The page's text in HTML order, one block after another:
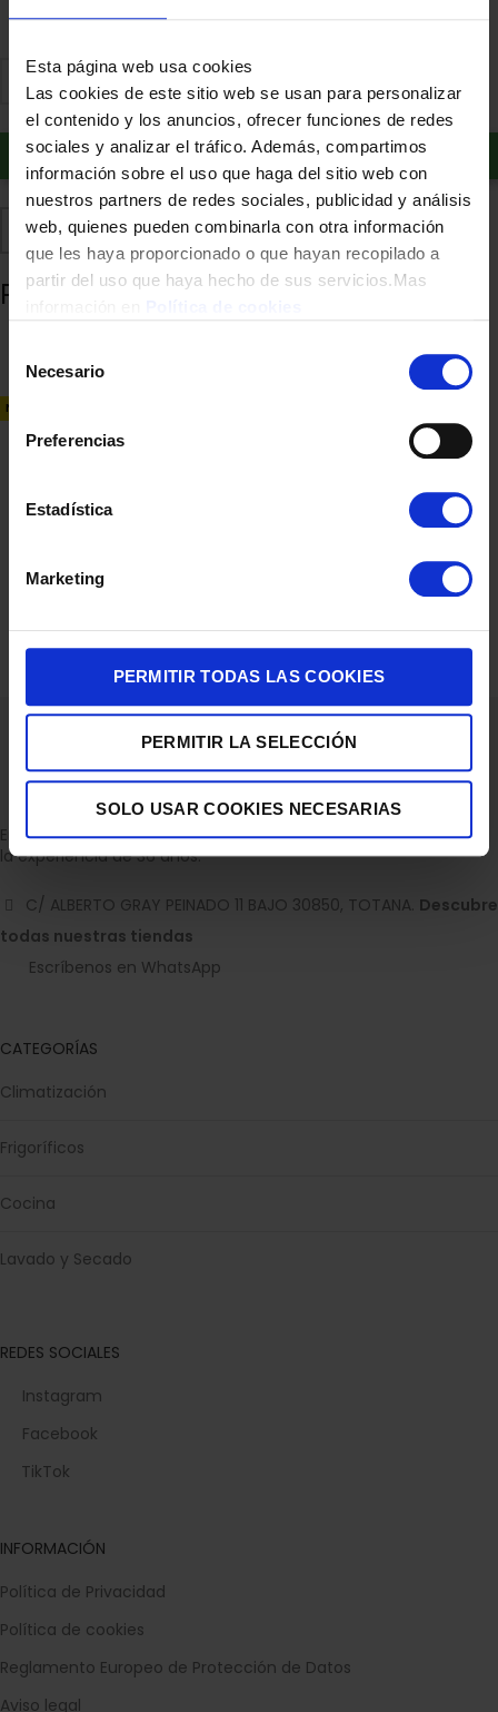
Esta página web usa cookies
Las cookies de este sitio web se usan para personalizar
el contenido y los anuncios, ofrecer funciones de redes
sociales y analizar el tráfico. Además, compartimos
información sobre el uso que haga del sitio web con
nuestros partners de redes sociales, publicidad y análisis
web, quienes pueden combinarla con otra información
que les haya proporcionado o que hayan recopilado a
partir del uso que haya hecho de sus servicios.Mas
consentimiento
Necesario
Preferencias
Estadística
Marketing
PERMITIR TODAS LAS COOKIES
PERMITIR LA SELECCIÓN
SOLO USAR COOKIES NECESARIAS
Añadir al carrito
Añadir a favoritos Comparte
Productos relacionados
NUEVO
ENCIMERA INDUCCION SIEMENS EH631BDB6E 3F NEGRO
690,00€
Empresa dedicada a la venta de accesorios para el hogar con
la experiencia de 36 años.
C/ ALBERTO GRAY PEINADO 11 BAJO 30850, TOTANA. Descubre
todas nuestras tiendas
Escríbenos en WhatsApp
CATEGORÍAS
Climatización
Frigoríficos
Cocina
Lavado y Secado
REDES SOCIALES
Instagram
Facebook
TikTok
INFORMACIÓN
Política de Privacidad
Política de cookies
Reglamento Europeo de Protección de Datos
Aviso legal